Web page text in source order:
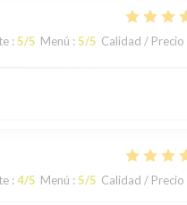
: 5/5 Menú : 5/5 Calidad / Precio
: 4/5 Menú : 5/5 Calidad / Precio